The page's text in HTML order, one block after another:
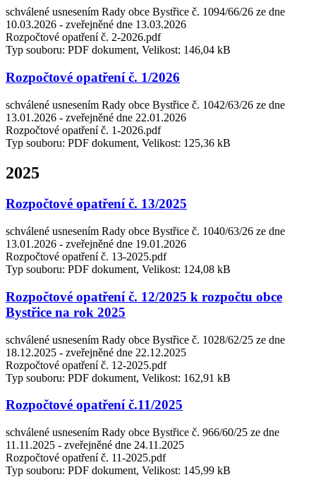
schválené usnesením Rady obce Bystřice č. 1094/66/26 ze dne
10.03.2026 - zveřejněné dne 13.03.2026
Rozpočtové opatření č. 2-2026.pdf
Typ souboru: PDF dokument, Velikost: 146,04 kB
Rozpočtové opatření č. 1/2026
schválené usnesením Rady obce Bystřice č. 1042/63/26 ze dne
13.01.2026 - zveřejněné dne 22.01.2026
Rozpočtové opatření č. 1-2026.pdf
Typ souboru: PDF dokument, Velikost: 125,36 kB
2025
Rozpočtové opatření č. 13/2025
schválené usnesením Rady obce Bystřice č. 1040/63/26 ze dne
13.01.2026 - zveřejněné dne 19.01.2026
Rozpočtové opatření č. 13-2025.pdf
Typ souboru: PDF dokument, Velikost: 124,08 kB
Rozpočtové opatření č. 12/2025 k rozpočtu obce
Bystřice na rok 2025
schválené usnesením Rady obce Bystřice č. 1028/62/25 ze dne
18.12.2025 - zveřejněné dne 22.12.2025
Rozpočtové opatření č. 12-2025.pdf
Typ souboru: PDF dokument, Velikost: 162,91 kB
Rozpočtové opatření č.11/2025
schválené usnesením Rady obce Bystřice č. 966/60/25 ze dne
11.11.2025 - zveřejněné dne 24.11.2025
Rozpočtové opatření č. 11-2025.pdf
Typ souboru: PDF dokument, Velikost: 145,99 kB